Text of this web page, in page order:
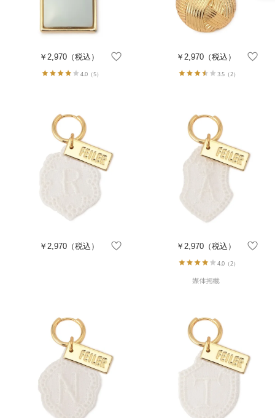
￥2,970 （税込）
4.0 （5）
￥2,970（税込）
3.5（2）
￥2,970 （税込） ￥2,970（税込）
4.0（2）